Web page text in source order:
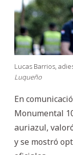
Lucas Barrios,
Luqueño
En
Monumental
auriazul,
y se mostró